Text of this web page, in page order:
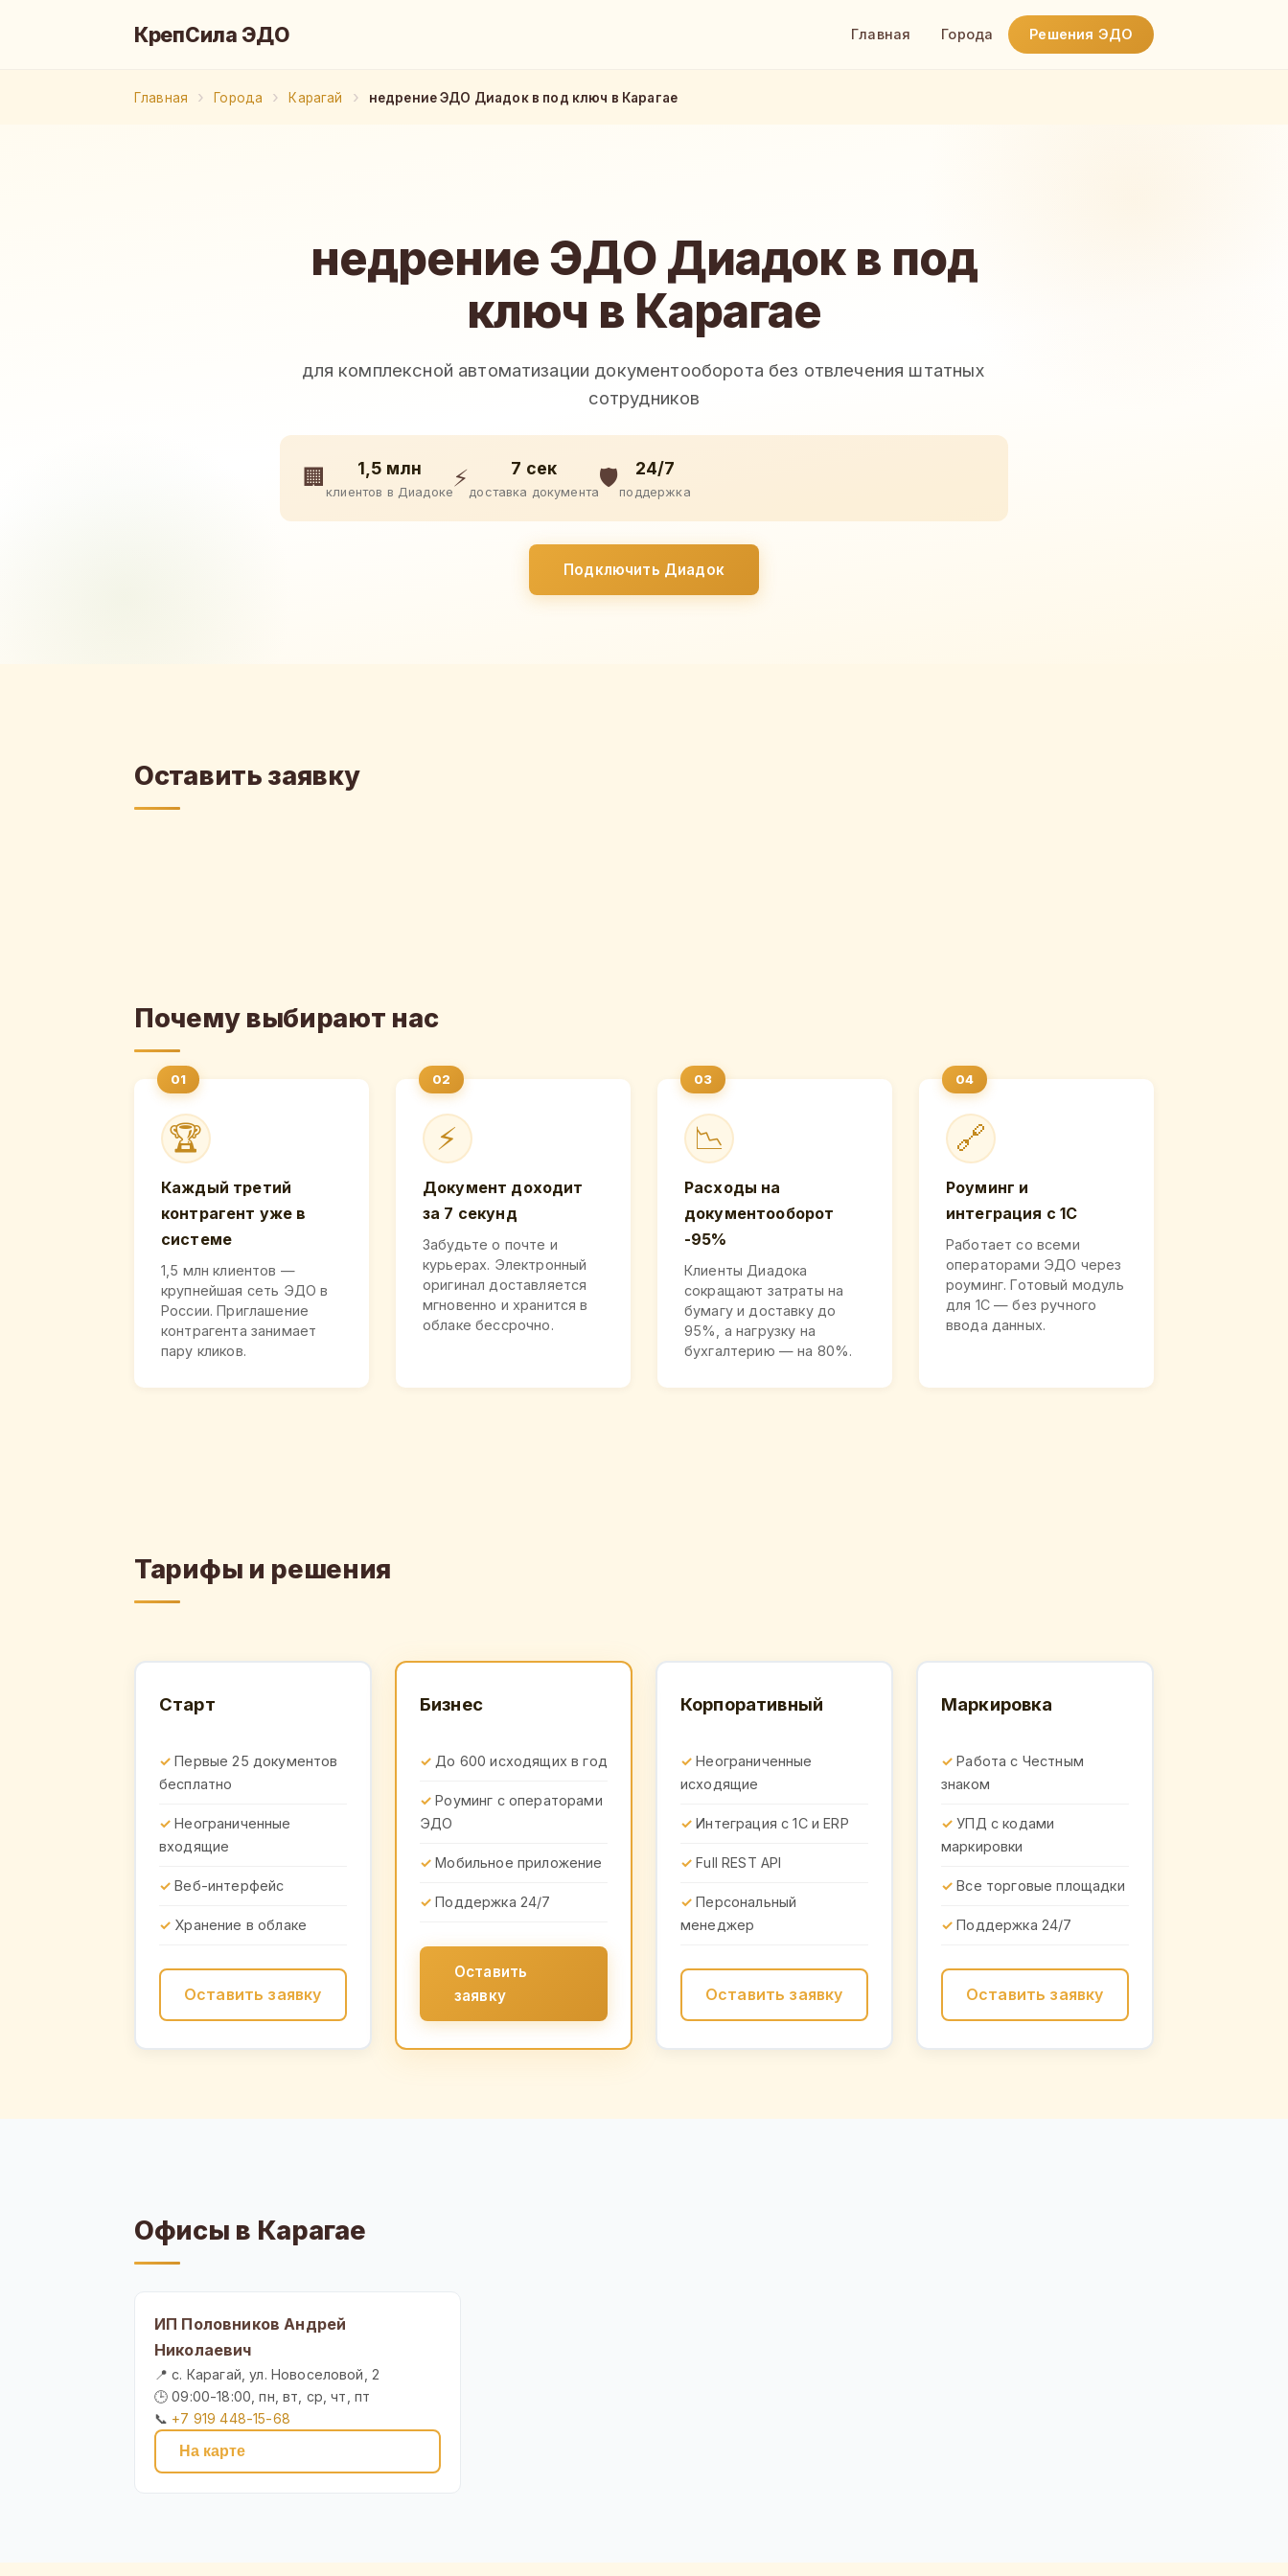
КрепСила ЭДО Главная Города Решения ЭДО
Главная Города Карагай недрение ЭДО Диадок в под ключ в Карагае
недрение ЭДО Диадок в под
ключ в Карагае
для комплексной автоматизации документооборота без отвлечения штатных
сотрудников
🏢 1,5 млн
клиентов в Диадоке
⚡ 7 сек
доставка документа
🛡️ 24/7
поддержка
Подключить Диадок
Оставить заявку
Почему выбирают нас
🏆
Каждый третий
контрагент уже в
системе
1,5 млн клиентов —
крупнейшая сеть ЭДО в
России. Приглашение
контрагента занимает
пару кликов.
⚡
Документ доходит
за 7 секунд
Забудьте о почте и
курьерах. Электронный
оригинал доставляется
мгновенно и хранится в
облаке бессрочно.
📉
Расходы на
документооборот
-95%
Клиенты Диадока
сокращают затраты на
бумагу и доставку до
95%, а нагрузку на
бухгалтерию — на 80%.
🔗
Роуминг и
интеграция с 1С
Работает со всеми
операторами ЭДО через
роуминг. Готовый модуль
для 1С — без ручного
ввода данных.
Тарифы и решения
Старт
Первые 25 документов
бесплатно
Неограниченные
входящие
Веб-интерфейс
Хранение в облаке
Оставить заявку
Бизнес
До 600 исходящих в год
Роуминг с операторами
ЭДО
Мобильное приложение
Поддержка 24/7
Оставить
заявку
Корпоративный
Неограниченные
исходящие
Интеграция с 1С и ERP
Full REST API
Персональный
менеджер
Оставить заявку
Маркировка
Работа с Честным
знаком
УПД с кодами
маркировки
Все торговые площадки
Поддержка 24/7
Оставить заявку
Офисы в Карагае
ИП Половников Андрей
Николаевич
📍 с. Карагай, ул. Новоселовой, 2
🕒 09:00-18:00, пн, вт, ср, чт, пт
📞 +7 919 448-15-68
На карте